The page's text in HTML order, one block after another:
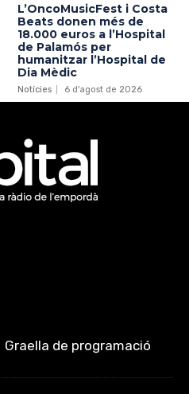
L’OncoMusicFest i Costa
Beats donen més de
18.000 euros a l’Hospital
de Palamós per
humanitzar l’Hospital de
Dia Mèdic
Notícies 6 d'agost de 2026
Graella de programació